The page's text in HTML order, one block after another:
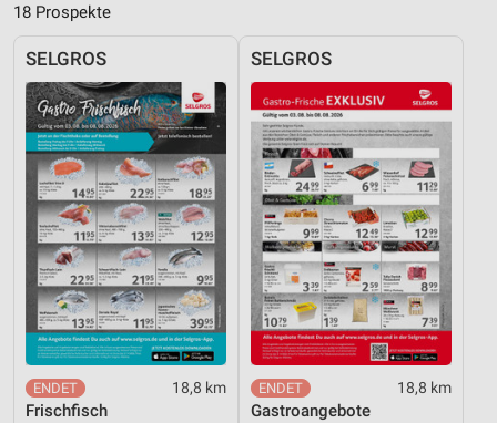
18 Prospekte
SELGROS
18,8 km
Frischfisch
SELGROS
18,8 km
Gastroangebote